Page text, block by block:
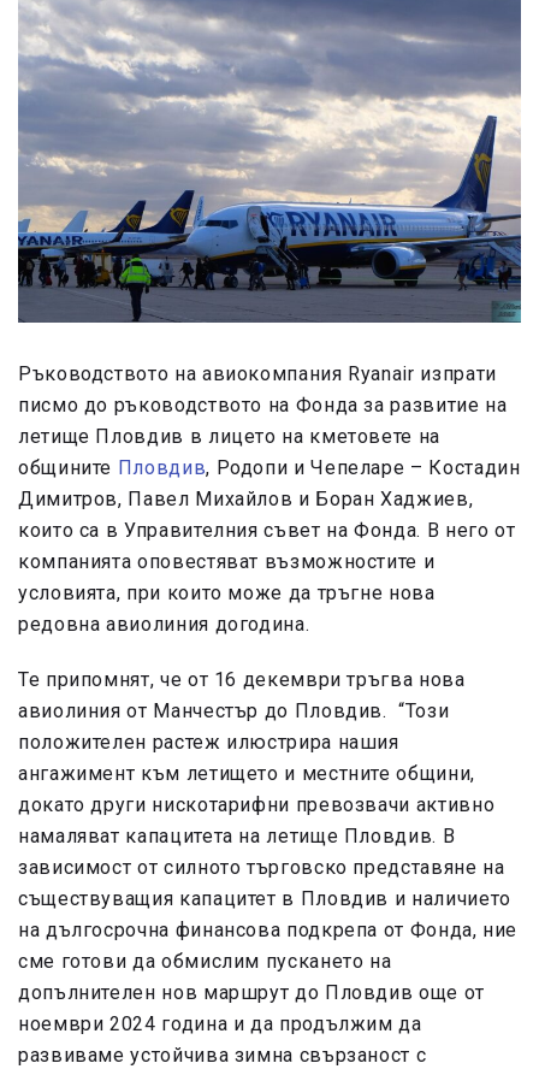
Ръководството на авиокомпания Ryanair изпрати
писмо до ръководството на Фонда за развитие на
летище Пловдив в лицето на кметовете на
общините Пловдив, Родопи и Чепеларе – Костадин
Димитров, Павел Михайлов и Боран Хаджиев,
които са в Управителния съвет на Фонда. В него от
компанията оповестяват възможностите и
условията, при които може да тръгне нова
редовна авиолиния догодина.
Те припомнят, че от 16 декември тръгва нова
авиолиния от Манчестър до Пловдив. “Този
положителен растеж илюстрира нашия
ангажимент към летището и местните общини,
докато други нискотарифни превозвачи активно
намаляват капацитета на летище Пловдив. В
зависимост от силното търговско представяне на
съществуващия капацитет в Пловдив и наличието
на дългосрочна финансова подкрепа от Фонда, ние
сме готови да обмислим пускането на
допълнителен нов маршрут до Пловдив още от
ноември 2024 година и да продължим да
развиваме устойчива зимна свързаност с